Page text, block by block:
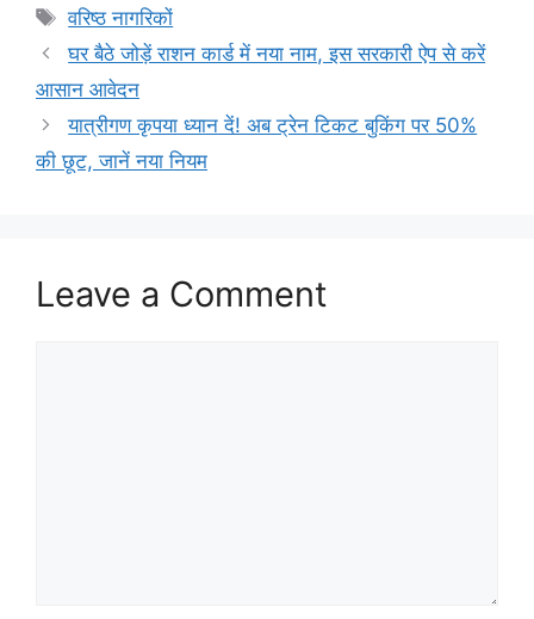
Tags
वरिष्ठ नागरिकों
घर बैठे जोड़ें राशन कार्ड में नया नाम, इस सरकारी ऐप से करें
आसान आवेदन
यात्रीगण कृपया ध्यान दें! अब ट्रेन टिकट बुकिंग पर 50%
की छूट, जानें नया नियम
Leave a Comment